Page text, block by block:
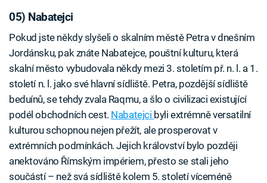
05) Nabatejci
Pokud jste někdy slyšeli o skalním městě Petra v dnešním
Jordánsku, pak znáte Nabatejce, pouštní kulturu, která
skalní město vybudovala někdy mezi 3. stoletím př. n. l. a 1.
století n. l. jako své hlavní sídliště. Petra, pozdější sídliště
beduínů, se tehdy zvala Raqmu, a šlo o civilizaci existující
podél obchodních cest. Nabatejci byli extrémně versatilní
kulturou schopnou nejen přežít, ale prosperovat v
extrémních podmínkách. Jejich království bylo později
anektováno Římským impériem, přesto se stali jeho
součástí – než svá sídliště kolem 5. století víceméně